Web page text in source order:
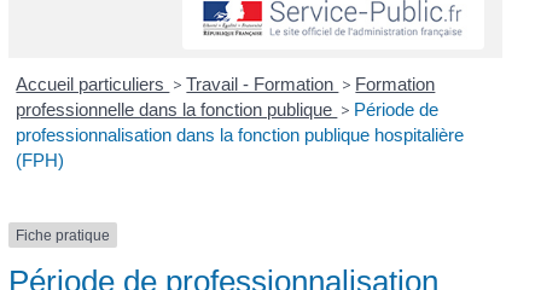
Accueil particuliers > Travail - Formation > Formation
professionnelle dans la fonction publique > Période de
professionnalisation dans la fonction publique hospitalière
(FPH)
Fiche pratique
Période de professionnalisation